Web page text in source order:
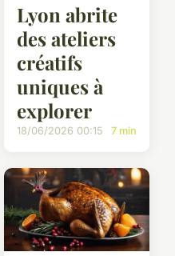
Lyon abrite
des ateliers
créatifs
uniques à
explorer
18/06/2026 00:15 7 min